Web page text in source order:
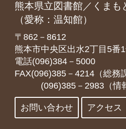
熊本県立図書館／くまも
（愛称：温知館）
〒862－8612
熊本市中央区出水2丁目5番
電話(096)384－5000
FAX(096)385－4214（総務
(096)385－2983（情報
お問い合わせ アクセス